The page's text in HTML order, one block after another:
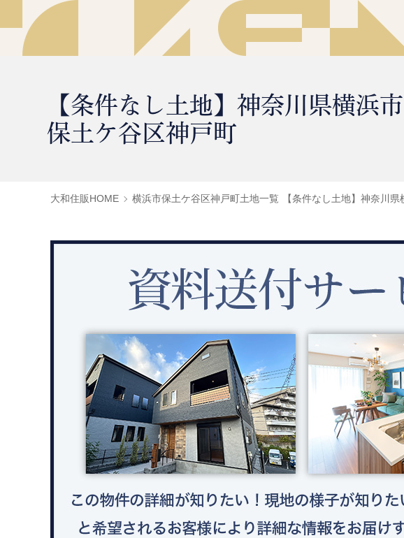
【条件なし土地】神奈川県横浜市
保土ケ谷区神戸町
大和住販HOME 横浜市保土ケ谷区神戸町土地一覧 【条件なし土地】神奈川